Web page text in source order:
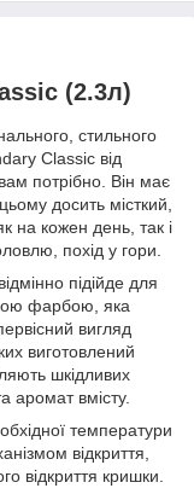
(2.3л)
стильного
Classic від
потрібно. Він має
досить місткий,
на кожен день, так і
похід у гори.
підійде для
фарбою, яка
вигляд
виготовлений
шкідливих
аромат вмісту.
температури
відкриття,
відкриття кришки.